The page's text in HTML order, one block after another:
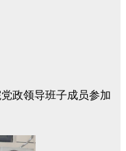
政领导班子成员参加